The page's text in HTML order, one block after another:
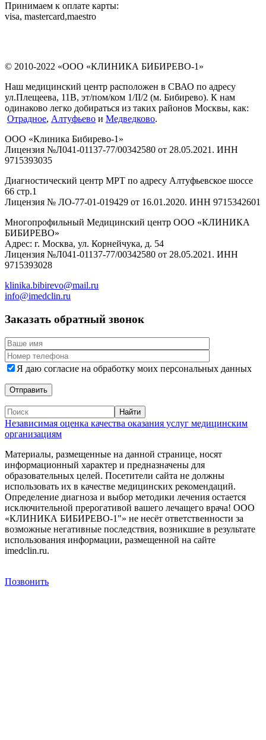
Принимаем к оплате карты:
visa, mastercard,maestro
© 2010-2022 «ООО «КЛИНИКА БИБИРЕВО-1»
Наш медицинский центр расположен в СВАО по адресу
ул.Плещеева, 11В, эт/пом/ком 1/II/2 (м. Бибирево). К нам
одинаково легко добираться из таких районов Москвы, как:
Отрадное, Алтуфьево и Медведково.
ООО «Клиника Бибирево-1»
Лицензия №Л041-01137-77/00342580 от 28.05.2021. ИНН
9715393035
Диагностический центр МРТ по адресу Алтуфьевское шоссе
66 стр.1
Лицензия № ЛО-77-01-019429 от 16.01.2020. ИНН 9715342601
Многопрофильный Медицинский центр ООО «КЛИНИКА
БИБИРЕВО»
Адрес: г. Москва, ул. Корнейчука, д. 54
Лицензия №Л041-01137-77/00342580 от 28.05.2021. ИНН
9715393028
klinika.bibirevo@mail.ru
info@imedclin.ru
Заказать обратный звонок
Я даю согласие на обработку моих персональных данных
Независимая оценка качества оказания услуг медицинским
организациям
Материалы, размещенные на данной странице, носят
информационный характер и предназначены для
образовательных целей. Посетители сайта не должны
использовать их в качестве медицинских рекомендаций.
Определение диагноза и выбор методики лечения остается
исключительной прерогативой вашего лечащего врача! ООО
«КЛИНИКА БИБИРЕВО-1"» не несёт ответственности за
возможные негативные последствия, возникшие в результате
использования информации, размещенной на сайте
imedclin.ru.
Позвонить